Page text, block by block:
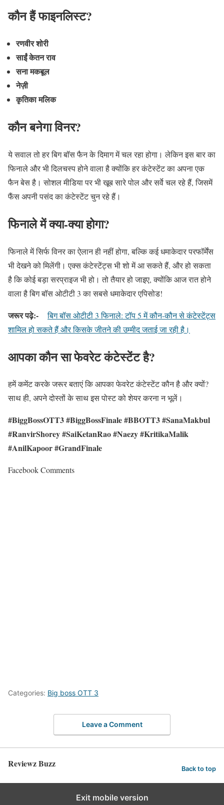
कौन हैं फाइनलिस्ट?
रणवीर शोरी
साईं केतन राव
सना मकबूल
नेज़ी
कृतिका मलिक
कौन बनेगा विनर?
ये सवाल तो हर बिग बॉस फैन के दिमाग में चल रहा होगा। लेकिन इस बार का
फिनाले और भी दिलचस्प होने वाला है क्योंकि हर कंटेस्टेंट का अपना एक
फैन बेस है। सोशल मीडिया पर भी खूब सारे पोल और सर्वे चल रहे हैं, जिसमें
फैंस अपनी पसंद का कंटेस्टेंट चुन रहे हैं।
फिनाले में क्या-क्या होगा?
फिनाले में सिर्फ विनर का ऐलान ही नहीं होगा, बल्कि कई धमाकेदार परफॉर्मेंस
भी देखने को मिलेंगी। एक्स कंटेस्टेंट्स भी शो में आ सकते हैं, और हो सकता
है कि कोई बड़ा सरप्राइज भी हो। तो तैयार हो जाइए, क्योंकि आज रात होने
वाला है बिग बॉस ओटीटी 3 का सबसे धमाकेदार एपिसोड!
जरूर पढ़े:-बिग बॉस ओटीटी 3 फिनाले: टॉप 5 में कौन-कौन से कंटेस्टेंट्स
शामिल हो सकते हैं और किसके जीतने की उम्मीद जताई जा रही है।
आपका कौन सा फेवरेट कंटेस्टेंट है?
हमें कमेंट करके जरूर बताएं कि आपका फेवरेट कंटेस्टेंट कौन है और क्यों?
साथ ही, अपने दोस्तों के साथ इस पोस्ट को शेयर करना न भूलें।
#BiggBossOTT3 #BiggBossFinale #BBOTT3 #SanaMakbul
#RanvirShorey #SaiKetanRao #Naezy #KritikaMalik
#AnilKapoor #GrandFinale
Facebook Comments
Categories: Big boss OTT 3
Leave a Comment
Reviewz Buzz Back to top
Exit mobile version